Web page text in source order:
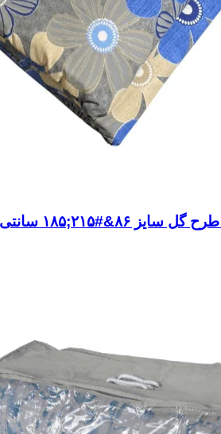
تشک مهمان شایسته طرح گل سایز ۸۶&#۲۱۵;۱۸۵ سانتی